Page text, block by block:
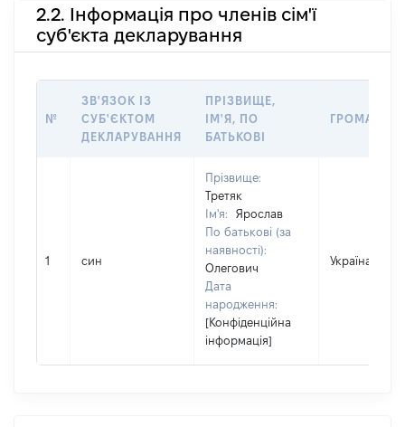
2.2. Інформація про членів сім'ї
суб'єкта декларування
№
ЗВ'ЯЗОК ІЗ
СУБ'ЄКТОМ
ДЕКЛАРУВАННЯ
ПРІЗВИЩЕ,
ІМ'Я, ПО
БАТЬКОВІ
1 син
Прізвище:
Третяк
Ім'я:
Ярослав
По батькові (за
наявності):
Олегович
Дата
народження:
[Конфіденційна
інформація]
Україна